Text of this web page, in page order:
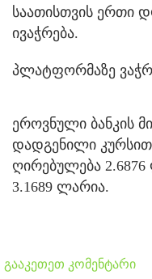
საათისთვის ერთი
ივაჭრება.
პლატფორმაზე
ეროვნული ბანკის
დადგენილი
ღირებულება
3.1689 ლარია.
გააკეთეთ კომენტარი